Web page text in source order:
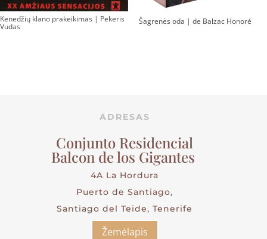
Kenedžių klano prakeikimas | Pekeris
Vudas
Šagrenės oda | de Balzac Honoré
ADRESAS
Conjunto Residencial
Balcon de los Gigantes
4A La Hordura
Puerto de Santiago,
Santiago del Teide, Tenerife
Žemėlapis